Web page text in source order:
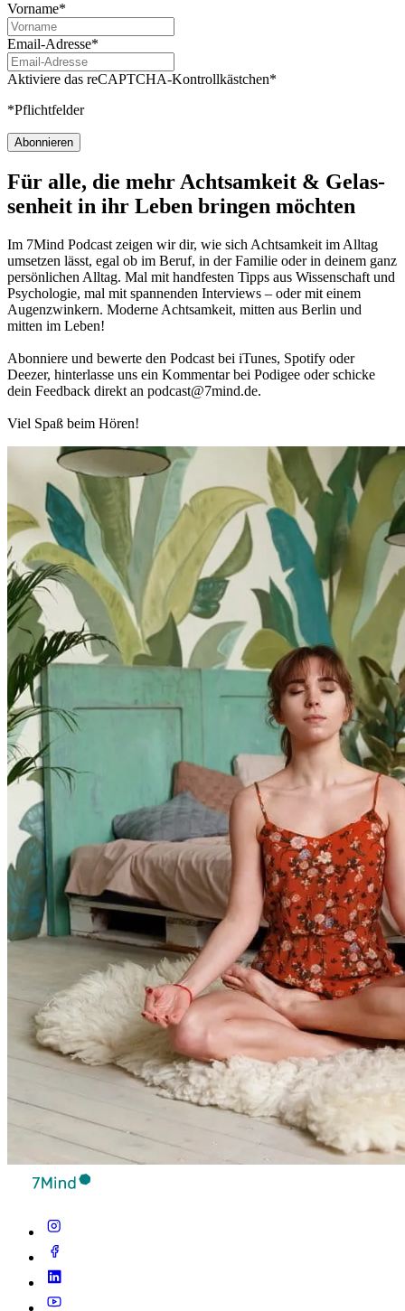
Vorname*
Email-Adresse*
Aktiviere das reCAPTCHA-Kontrollkästchen*
*Pflichtfelder
Abonnieren
Für alle, die mehr Acht­sam­keit & Gelas­
sen­heit in ihr Leben brin­gen möch­ten
Im 7Mind Pod­cast zeigen wir dir, wie sich Acht­sam­keit im Alltag
umset­zen lässt, egal ob im Beruf, in der Fami­lie oder in deinem ganz
per­sön­li­chen Alltag. Mal mit hand­fes­ten Tipps aus Wis­sen­schaft und
Psy­cho­lo­gie, mal mit spannenden Interviews – oder mit einem
Augen­zwin­kern. Moderne Acht­sam­keit, mitten aus Berlin und
mitten im Leben!
Abon­niere und bewerte den Pod­cast bei iTunes, Spo­tify oder
Deezer, hin­ter­lasse uns ein Kom­men­tar bei Podigee oder schi­cke
dein Feed­back direkt an podcast@​7​mind.​de.
Viel Spaß beim Hören!